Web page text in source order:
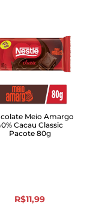
Meio Amargo
Cacau Classic
Pacote 80g
R$11,99